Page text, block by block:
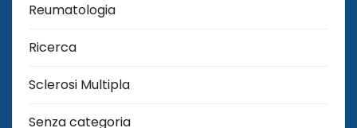
Reumatologia
Ricerca
Sclerosi Multipla
Senza categoria